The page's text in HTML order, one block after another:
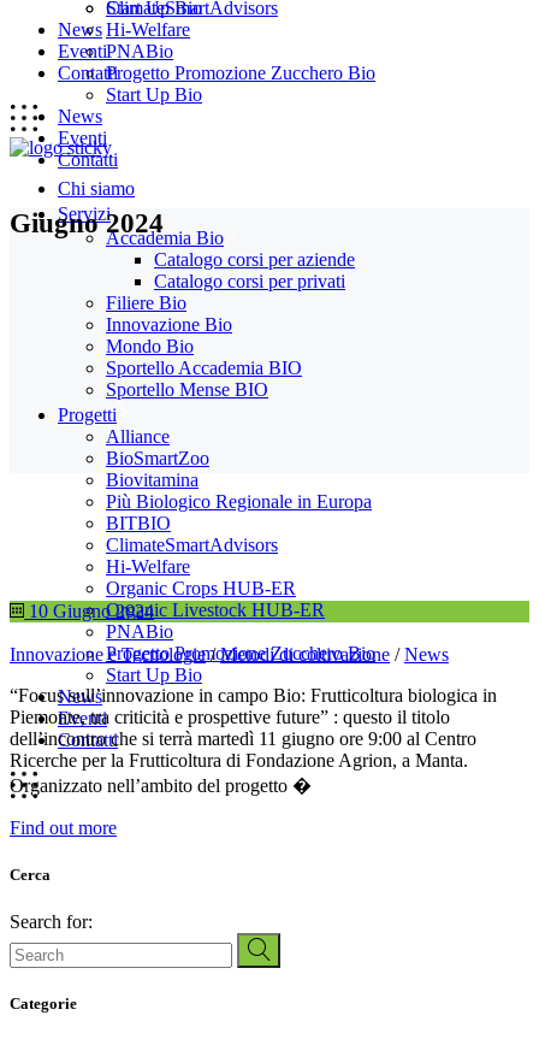
Start Up Bio
News
Eventi
Contatti
Chi siamo
Servizi
Accademia Bio
Catalogo corsi per aziende
Catalogo corsi per privati
Filiere Bio
Innovazione Bio
Mondo Bio
Sportello Accademia BIO
Sportello Mense BIO
Progetti
Alliance
BioSmartZoo
Biovitamina
Più Biologico Regionale in Europa
BITBIO
ClimateSmartAdvisors
Hi-Welfare
Organic Crops HUB-ER
Organic Livestock HUB-ER
PNABio
Progetto Promozione Zucchero Bio
Start Up Bio
News
Eventi
Contatti
ClimateSmartAdvisors
Hi-Welfare
PNABio
Progetto Promozione Zucchero Bio
Start Up Bio
News
Eventi
Contatti
Giugno 2024
10 Giugno 2024
Innovazione e Tecnologie/Metodi di coltivazione /News
“Focus sull’innovazione in campo Bio: Frutticoltura biologica in
Piemonte, tra criticità e prospettive future” : questo il titolo
dell’incontro che si terrà martedì 11 giugno ore 9:00 al Centro
Ricerche per la Frutticoltura di Fondazione Agrion, a Manta.
Organizzato nell’ambito del progetto �
Find out more
Cerca
Search for:
Categorie